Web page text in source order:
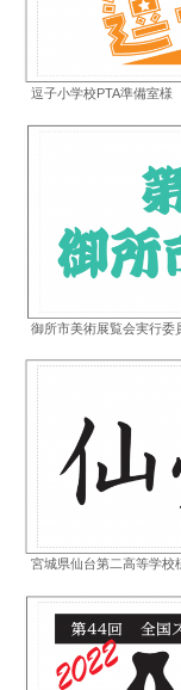
逗子小学校PTA準備室様
御所市美術展覧会実行委
宮城県仙台第二高等学校